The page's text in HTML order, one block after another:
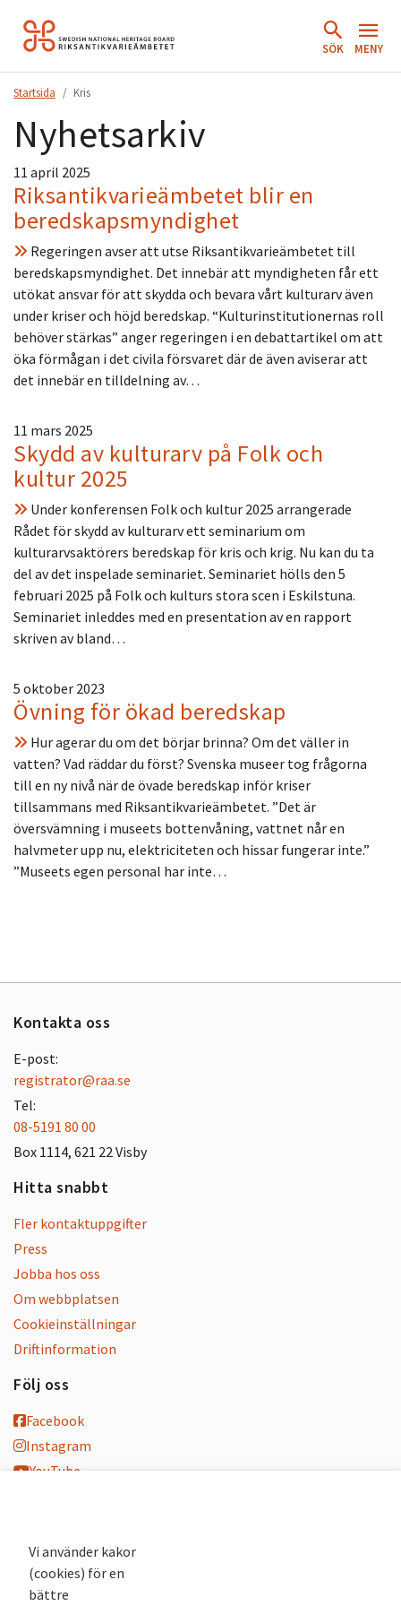
Hoppa
till
SÖK MENY
Startsida Kris
Nyhetsarkiv
11 april 2025
Riksantikvarieämbetet blir en
beredskapsmyndighet
Regeringen avser att utse Riksantikvarieämbetet till
beredskapsmyndighet. Det innebär att myndigheten får ett
utökat ansvar för att skydda och bevara vårt kulturarv även
under kriser och höjd beredskap. “Kulturinstitutionernas roll
behöver stärkas” anger regeringen i en debattartikel om att
öka förmågan i det civila försvaret där de även aviserar att
det innebär en tilldelning av…
11 mars 2025
Skydd av kulturarv på Folk och
kultur 2025
Under konferensen Folk och kultur 2025 arrangerade
Rådet för skydd av kulturarv ett seminarium om
kulturarvsaktörers beredskap för kris och krig. Nu kan du ta
del av det inspelade seminariet. Seminariet hölls den 5
februari 2025 på Folk och kulturs stora scen i Eskilstuna.
Seminariet inleddes med en presentation av en rapport
skriven av bland…
5 oktober 2023
Övning för ökad beredskap
Hur agerar du om det börjar brinna? Om det väller in
vatten? Vad räddar du först? Svenska museer tog frågorna
till en ny nivå när de övade beredskap inför kriser
tillsammans med Riksantikvarieämbetet. ”Det är
översvämning i museets bottenvåning, vattnet når en
halvmeter upp nu, elektriciteten och hissar fungerar inte.”
”Museets egen personal har inte…
Kontakta oss
E-post:
registrator@raa.se
Tel:
08-5191 80 00
Box 1114, 621 22 Visby
Hitta snabbt
Fler kontaktuppgifter
Press
Jobba hos oss
Om webbplatsen
Cookieinställningar
Driftinformation
Följ oss
Facebook
Instagram
YouTube
Nyhetsbrev
Andra webbplatser
Vi använder kakor
(cookies) för en
bättre